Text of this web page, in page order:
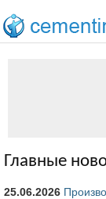
Главные
25.06.2026